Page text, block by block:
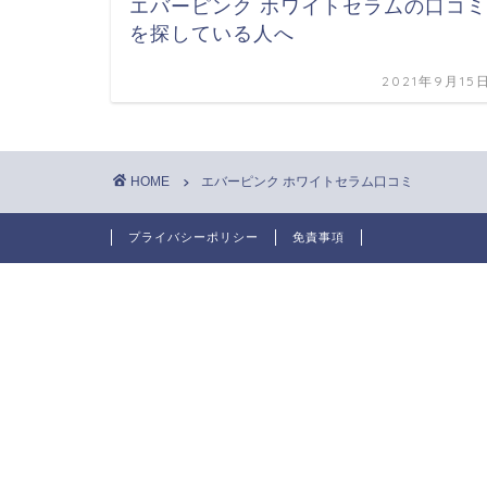
エバーピンク ホワイトセラムの口コミ
を探している人へ
2021年9月15
HOME エバーピンク ホワイトセラム口コミ
プライバシーポリシー 免責事項